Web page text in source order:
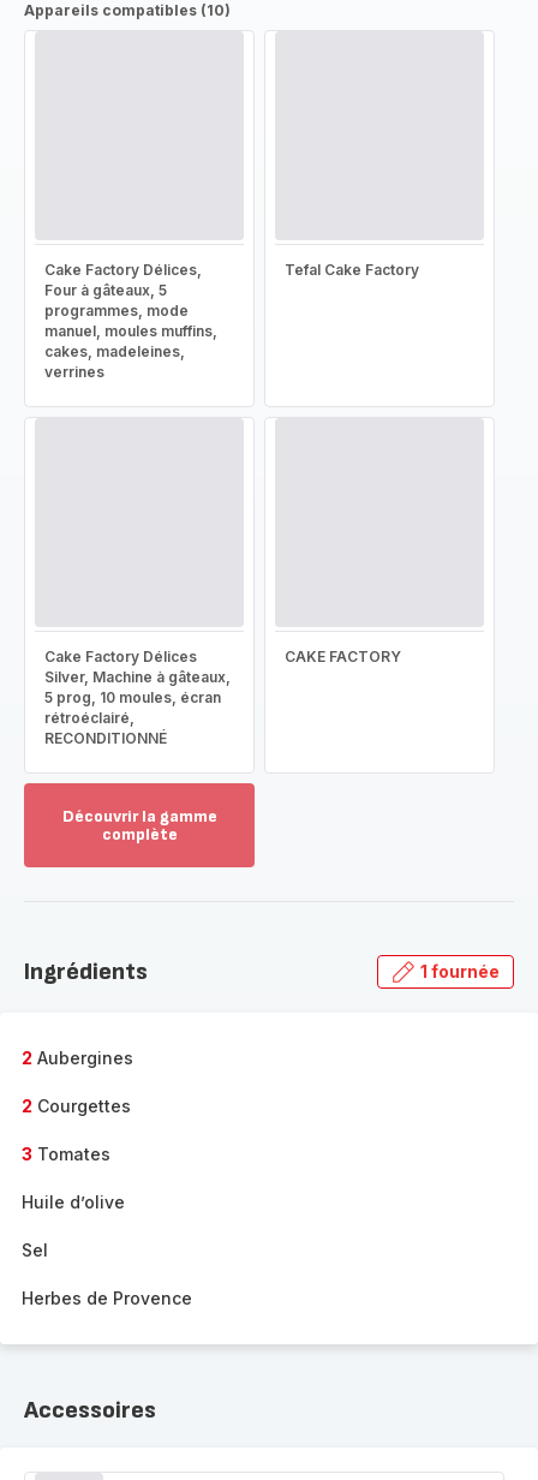
Appareils compatibles (10)
Cake Factory Délices,
Four à gâteaux, 5
programmes, mode
manuel, moules muffins,
cakes, madeleines,
verrines
Tefal Cake Factory
Cake Factory Délices
Silver, Machine à gâteaux,
5 prog, 10 moules, écran
rétroéclairé,
RECONDITIONNÉ
CAKE FACTORY
Découvrir la gamme
complète
gamme
Ingrédients 1 fournée
2 Aubergines
2 Courgettes
3 Tomates
Huile d’olive
Sel
Herbes de Provence
Accessoires